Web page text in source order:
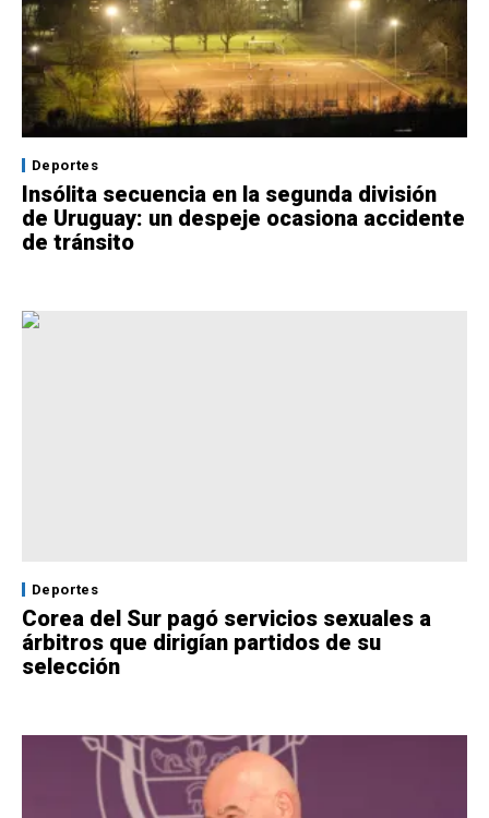
Deportes
Insólita secuencia en la segunda división
de Uruguay: un despeje ocasiona accidente
de tránsito
Deportes
Corea del Sur pagó servicios sexuales a
árbitros que dirigían partidos de su
selección